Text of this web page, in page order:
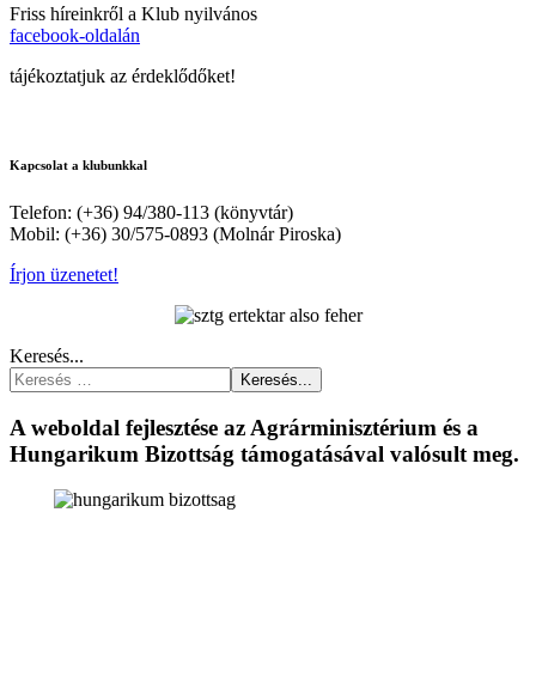
Friss híreinkről a Klub nyilvános
facebook-oldalán
tájékoztatjuk az érdeklődőket!
Kapcsolat a klubunkkal
Telefon: (+36) 94/380-113 (könyvtár)
Mobil: (+36) 30/575-0893 (Molnár Piroska)
Írjon üzenetet!
Keresés...
Keresés...
A weboldal fejlesztése az Agrárminisztérium és a
Hungarikum Bizottság támogatásával valósult meg.